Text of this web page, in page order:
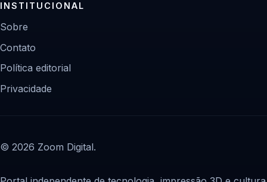
INSTITUCIONAL
Sobre
Contato
Política editorial
Privacidade
© 2026 Zoom Digital.